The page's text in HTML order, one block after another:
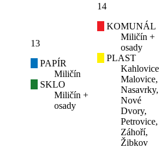
13
PAPÍR
Miličín
SKLO
Miličín +
osady
14
KOMUNÁL
Miličín +
osady
PLAST
Malovice,
Nasavrky,
Nové
Dvory,
Petrovice,
Záhoří,
Žibkov